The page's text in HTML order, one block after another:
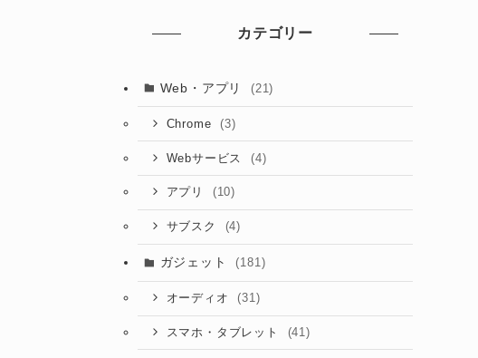
カテゴリー
Web・アプリ (21)
Chrome (3)
Webサービス (4)
アプリ (10)
サブスク (4)
ガジェット (181)
オーディオ (31)
スマホ・タブレット (41)